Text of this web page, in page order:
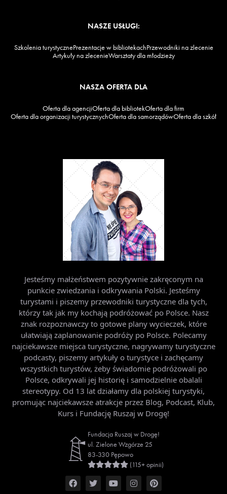
NASZE USŁUGI:
Szkolenia turystycznePrezentacje w bibliotekachPrzewodniki na zlecenie
Artykuły na zlecenieWarsztaty dla młodzieży
NASZA OFERTA DLA
Oferta dla agencjiOferta dla bibliotekOferta dla firm
Oferta dla organizacji turystycznychOferta dla samorządówOferta dla szkół
Jesteśmy małżeństwem pozytywnie zakręconym na
punkcie zwiedzania i odkrywania Polski. Jesteśmy
turystami i piszemy przewodniki turystyczne dla tych,
którzy tak jak my kochają podróżować po Polsce. Nasz
znak rozpoznawczy to gotowe plany wycieczek, które
ułatwiają zaplanowanie podróży po Polsce. Polecamy
najciekawsze miejsca turystyczne, nagrywamy turystyczne
podcasty, piszemy artykuły o turystyce i zachęcamy
wszystkich turystów, żeby świadomie podróżowali po
Polsce, odkrywali jej historię i samodzielnie obalali
stereotypy. Od 13 lat działamy dla polskiej turystyki,
promując najciekawsze atrakcje przez Blog, Podcast, Klub,
Kurs i Fundację Ruszaj w Drogę!
Fundacja Ruszaj w Drogę!
ul. Zielone Wzgórze 25
83-330 Pępowo
(115+ opinii)